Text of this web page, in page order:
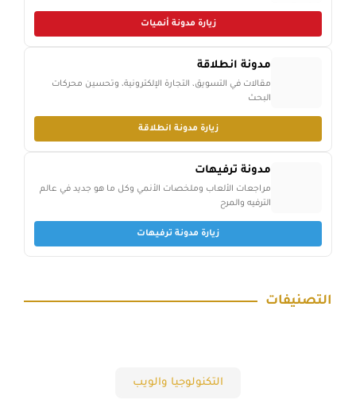
زيارة مدونة أنميات
مدونة انطلاقة
مقالات في التسويق، التجارة الإلكترونية، وتحسين محركات
البحث
زيارة مدونة انطلاقة
مدونة ترفيهات
مراجعات الألعاب وملخصات الأنمي وكل ما هو جديد في عالم
الترفيه والمرح
زيارة مدونة ترفيهات
التصنيفات
التكنولوجيا والويب